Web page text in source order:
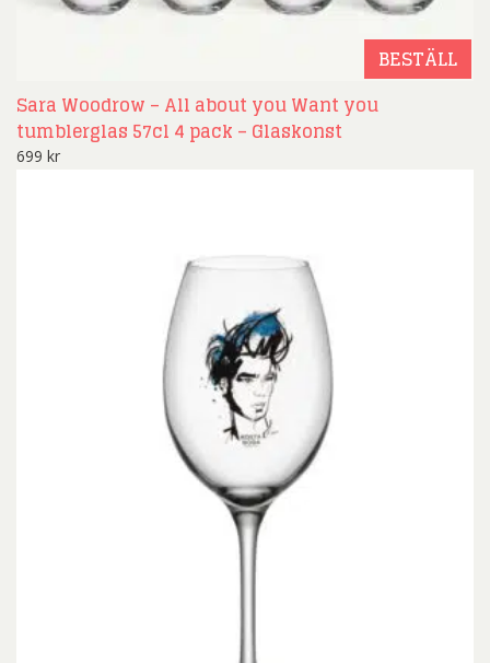
BESTÄLL
Sara Woodrow – All about you Want you
tumblerglas 57cl 4 pack – Glaskonst
699 kr